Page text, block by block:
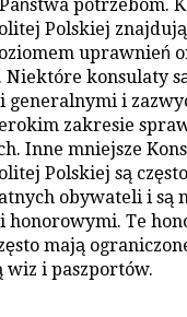
potrzebom.
Polskiej
uprawnień
Niektóre konsulaty
generalnymi i
zakresie
Inne mniejsze
Polskiej są
obywateli i są
honorowymi. Te
mają
wiz i paszportów.